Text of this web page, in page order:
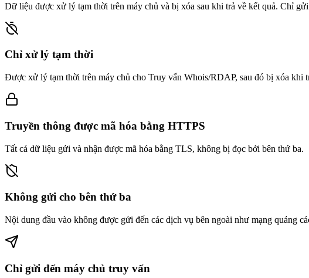
Dữ liệu được xử lý tạm thời trên máy chủ và bị xóa sau khi trả về kết quả. Chỉ
Chỉ xử lý tạm thời
Được xử lý tạm thời trên máy chủ cho Truy vấn Whois/RDAP, sau đó bị xóa khi
Truyền thông được mã hóa bằng HTTPS
Tất cả dữ liệu gửi và nhận được mã hóa bằng TLS, không bị đọc bởi bên thứ ba.
Không gửi cho bên thứ ba
Nội dung đầu vào không được gửi đến các dịch vụ bên ngoài như mạng quảng
Chỉ gửi đến máy chủ truy vấn